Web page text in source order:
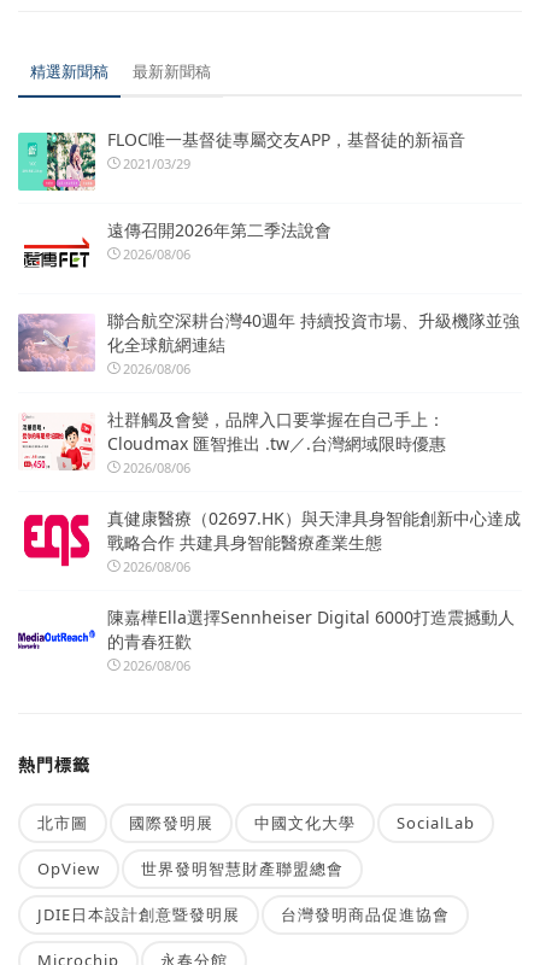
精選新聞稿 最新新聞稿
FLOC唯一基督徒專屬交友APP，基督徒的新福音
2021/03/29
遠傳召開2026年第二季法說會
2026/08/06
聯合航空深耕台灣40週年 持續投資市場、升級機隊並強
化全球航網連結
2026/08/06
社群觸及會變，品牌入口要掌握在自己手上：
Cloudmax 匯智推出 .tw／.台灣網域限時優惠
2026/08/06
真健康醫療（02697.HK）與天津具身智能創新中心達成
戰略合作 共建具身智能醫療產業生態
2026/08/06
陳嘉樺Ella選擇Sennheiser Digital 6000打造震撼動人
的青春狂歡
2026/08/06
熱門標籤
北市圖 國際發明展 中國文化大學 SocialLab
OpView 世界發明智慧財產聯盟總會
JDIE日本設計創意暨發明展 台灣發明商品促進協會